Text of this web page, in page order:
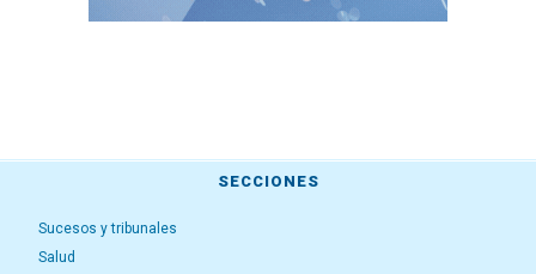
SECCIONES
Sucesos y tribunales
Salud